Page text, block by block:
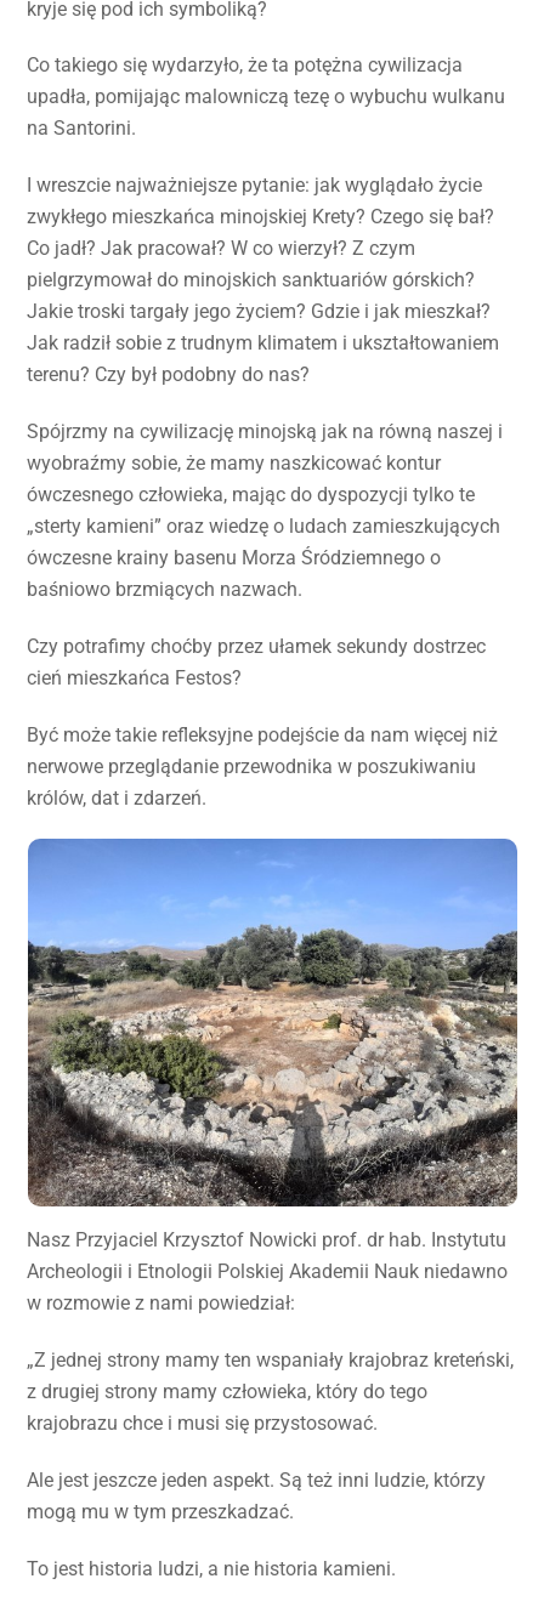
kryje się pod ich symboliką?
Co takiego się wydarzyło, że ta potężna cywilizacja
upadła, pomijając malowniczą tezę o wybuchu wulkanu
na Santorini.
I wreszcie najważniejsze pytanie: jak wyglądało życie
zwykłego mieszkańca minojskiej Krety? Czego się bał?
Co jadł? Jak pracował? W co wierzył? Z czym
pielgrzymował do minojskich sanktuariów górskich?
Jakie troski targały jego życiem? Gdzie i jak mieszkał?
Jak radził sobie z trudnym klimatem i ukształtowaniem
terenu? Czy był podobny do nas?
Spójrzmy na cywilizację minojską jak na równą naszej i
wyobraźmy sobie, że mamy naszkicować kontur
ówczesnego człowieka, mając do dyspozycji tylko te
„sterty kamieni” oraz wiedzę o ludach zamieszkujących
ówczesne krainy basenu Morza Śródziemnego o
baśniowo brzmiących nazwach.
Czy potrafimy choćby przez ułamek sekundy dostrzec
cień mieszkańca Festos?
Być może takie refleksyjne podejście da nam więcej niż
nerwowe przeglądanie przewodnika w poszukiwaniu
królów, dat i zdarzeń.
Nasz Przyjaciel Krzysztof Nowicki prof. dr hab. Instytutu
Archeologii i Etnologii Polskiej Akademii Nauk niedawno
w rozmowie z nami powiedział:
„Z jednej strony mamy ten wspaniały krajobraz kreteński,
z drugiej strony mamy człowieka, który do tego
krajobrazu chce i musi się przystosować.
Ale jest jeszcze jeden aspekt. Są też inni ludzie, którzy
mogą mu w tym przeszkadzać.
To jest historia ludzi, a nie historia kamieni.